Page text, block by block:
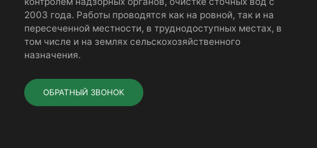
2003 года. Работы проводятся как на ровной, так и на
пересеченной местности, в труднодоступных местах, в
том числе и на землях сельскохозяйственного
назначения.
ОБРАТНЫЙ ЗВОНОК